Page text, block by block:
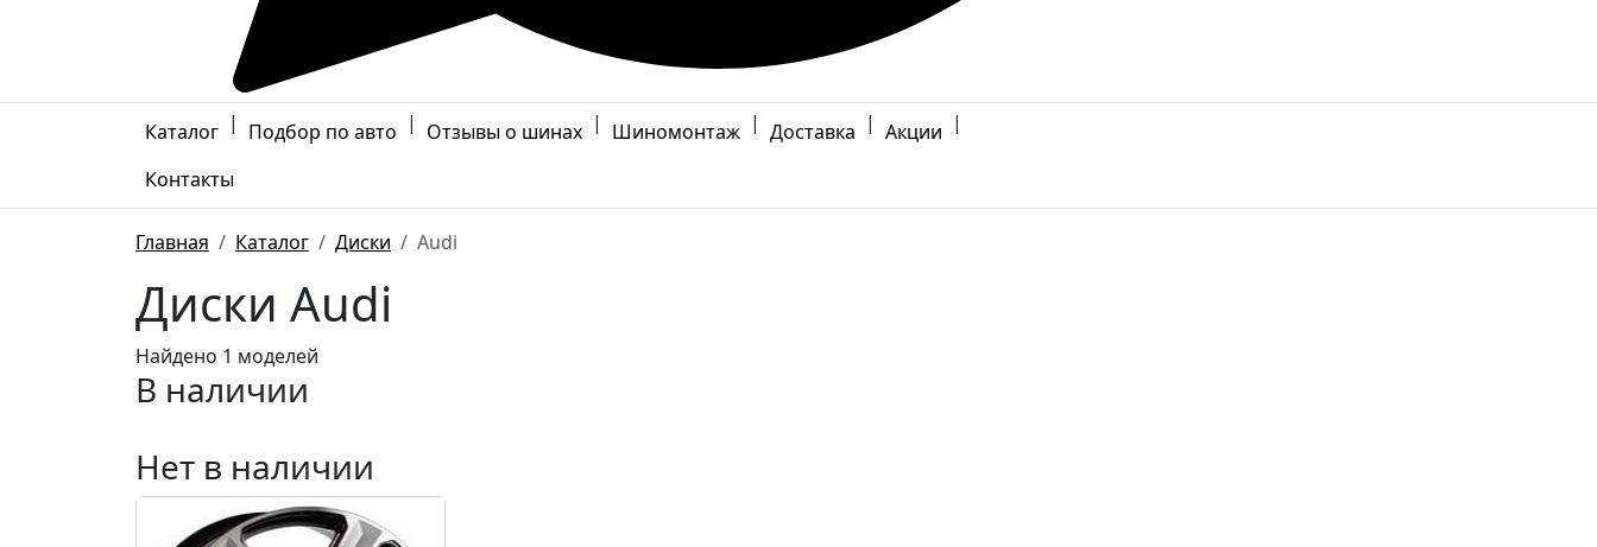
Каталог | Подбор по авто | Отзывы о шинах | Шиномонтаж | Доставка | Акции |
Контакты
Главная Каталог Диски Audi
Диски Audi
Найдено 1 моделей
В наличии
Нет в наличии